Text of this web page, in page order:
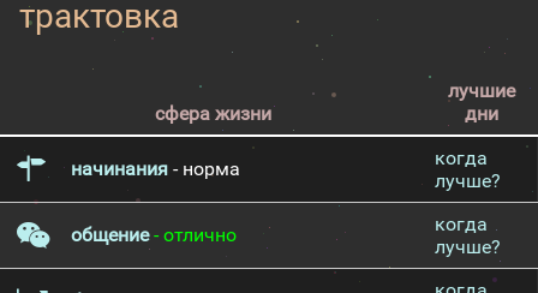
трактовка
сфера жизни
лучшие
дни
начинания - норма
когда
лучше?
общение- отлично
когда
лучше?